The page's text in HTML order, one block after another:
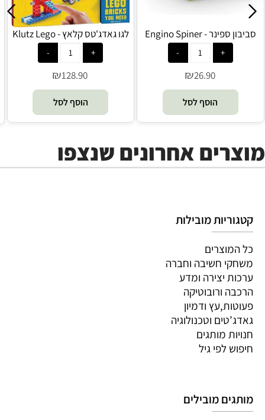
לגו גאדג'טס קלאץ - Klutz Lego
₪128.90
הוסף לסל
סביבון ספינר - Engino Spiner
₪26.90
הוסף לסל
מוצרים אחרונים שנצפו
קטגוריות מובילות
כל המוצרים
משחקי חשיבה וחברה
ערכות יצירה ומדע
הרכבה ורובוטיקה
פעוטות,עץ ודמיון
גאדג’טים וטכנולוגיה
חנויות מותגים
חיפוש לפי גיל
מותגים מובילים